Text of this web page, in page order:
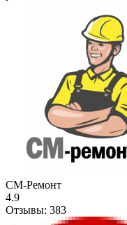
СМ-Ремонт
4.9
Отзывы: 383